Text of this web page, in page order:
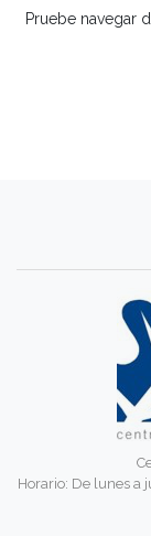
Pruebe navegar
Horario: De lunes a